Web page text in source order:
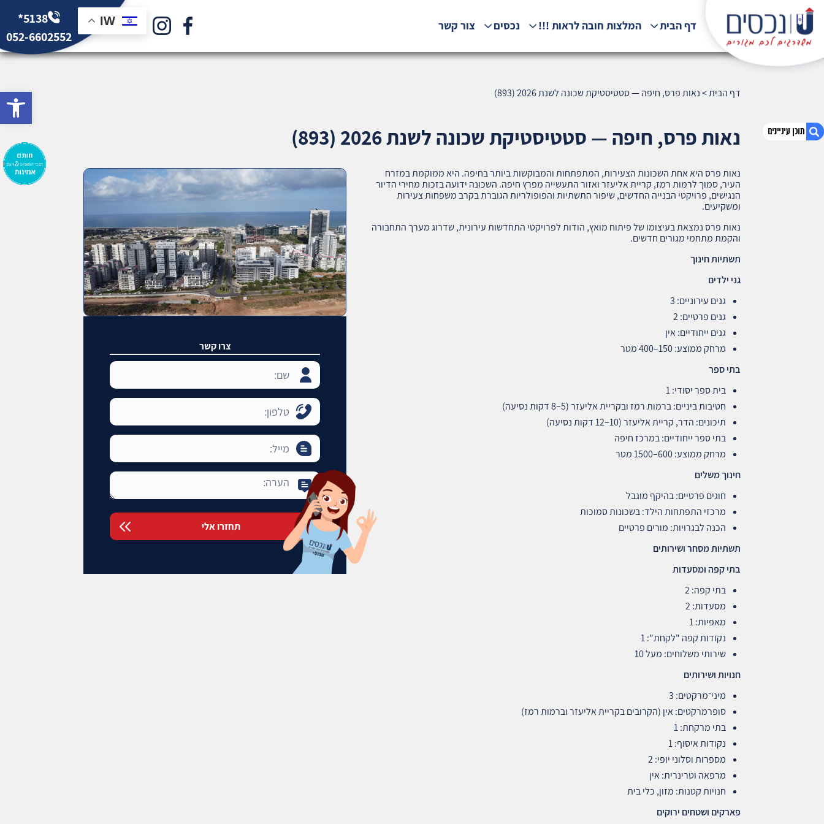
1. נאות פרס, חיפה — סטטיסטיקת שכונה לשנת
דף הבית המלצות חובה לראות !!! נכסים צור קשר IW
*5138
052-6602552
דף הבית>נאות פרס, חיפה — סטטיסטיקת שכונה לשנת 2026 (893)
נאות פרס, חיפה — סטטיסטיקת שכונה לשנת 2026 (893)
נאות פרס היא אחת השכונות הצעירות, המתפתחות והמבוקשות ביותר בחיפה. היא ממוקמת במזרח
העיר, סמוך לרמות רמז, קריית אליעזר ואזור התעשייה מפרץ חיפה. השכונה ידועה בזכות מחירי הדיור
הנגישים, פרויקטי הבנייה החדשים, שיפור התשתיות והפופולריות הגוברת בקרב משפחות צעירות
ומשקיעים.
נאות פרס נמצאת בעיצומו של פיתוח מואץ, הודות לפרויקטי התחדשות עירונית, שדרוג מערך התחבורה
והקמת מתחמי מגורים חדשים.
תשתיות חינוך
גני ילדים
גנים עירוניים: 3
גנים פרטיים: 2
גנים ייחודיים: אין
מרחק ממוצע: 150–400 מטר
בתי ספר
בית ספר יסודי: 1
חטיבות ביניים: ברמות רמז ובקריית אליעזר (5–8 דקות נסיעה)
תיכונים: הדר, קריית אליעזר (10–12 דקות נסיעה)
בתי ספר ייחודיים: במרכז חיפה
מרחק ממוצע: 600–1500 מטר
חינוך משלים
חוגים פרטיים: בהיקף מוגבל
מרכזי התפתחות הילד: בשכונות סמוכות
הכנה לבגרויות: מורים פרטיים
תשתיות מסחר ושירותים
בתי קפה ומסעדות
בתי קפה: 2
מסעדות: 2
מאפיות: 1
נקודות קפה "לקחת": 1
שירותי משלוחים: מעל 10
חנויות ושירותים
מיני־מרקטים: 3
סופרמרקטים: אין (הקרובים בקריית אליעזר וברמות רמז)
בתי מרקחת: 1
נקודות איסוף: 1
מספרות וסלוני יופי: 2
מרפאה וטרינרית: אין
חנויות קטנות: מזון, כלי בית
פארקים ושטחים ירוקים
צרו קשר